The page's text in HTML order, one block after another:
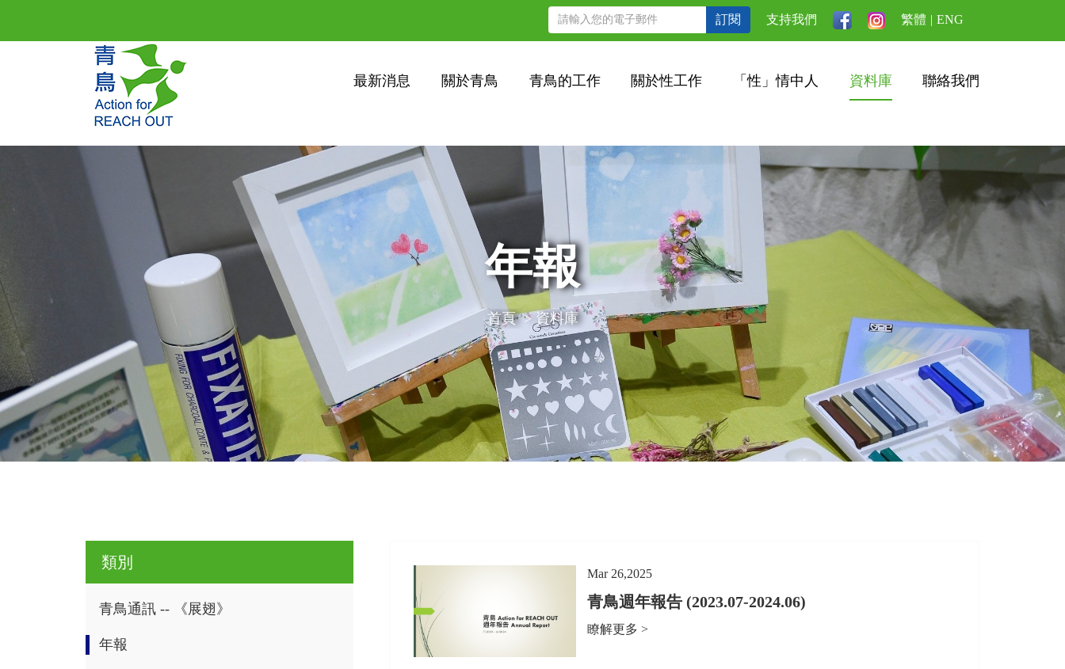
訂閱 支持我們 繁體 | ENG
最新消息 關於青鳥 青鳥的工作 關於性工作 「性」情中人 資料庫 聯絡我們
年報
首頁 > 資料庫
類別
青鳥通訊 -- 《展翅》
年報
Mar 26,2025
青鳥週年報告 (2023.07-2024.06)
瞭解更多 >